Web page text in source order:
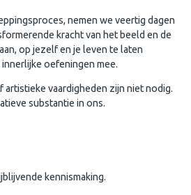
nemen we veertig dagen
kracht van het beeld en de
op jezelf en je leven te laten
oefeningen mee.
vaardigheden zijn niet nodig.
substantie in ons.
kennismaking.